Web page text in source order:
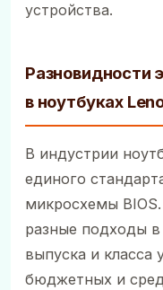
устройства.
Разновидности
в ноутбуках
В индустрии
единого
микросхемы
разные подходы
выпуска и класса
бюджетных и